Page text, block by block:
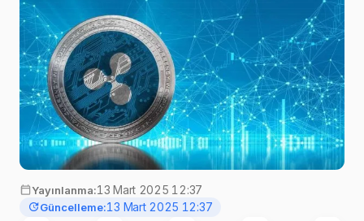
Yayınlanma:13 Mart 2025 12:37
Güncelleme:13 Mart 2025 12:37